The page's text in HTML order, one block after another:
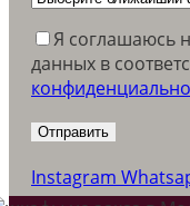
Я соглашаюсь
данных в
Instagram